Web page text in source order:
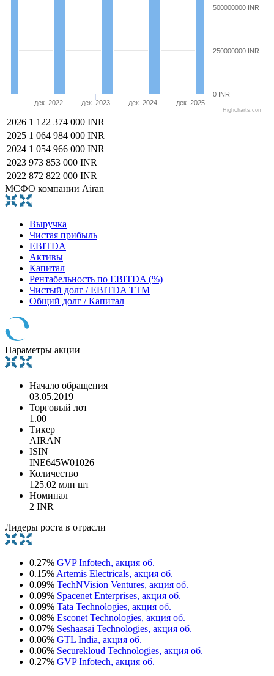
дек. 2022 дек. 2023 дек. 2024 дек. 2025
0 INR
250000000 INR
500000000 INR
Highcharts.com
2026 1 122 374 000 INR
2025 1 064 984 000 INR
2024 1 054 966 000 INR
2023 973 853 000 INR
2022 872 822 000 INR
МСФО компании Airan
Выручка
Чистая прибыль
EBITDA
Активы
Капитал
Рентабельность по EBITDA (%)
Чистый долг / EBITDA TTM
Общий долг / Капитал
Параметры акции
Начало обращения
03.05.2019
Торговый лот
1.00
Тикер
AIRAN
ISIN
INE645W01026
Количество
125.02 млн шт
Номинал
2 INR
Лидеры роста в отрасли
0.27% GVP Infotech, акция об.
0.15% Artemis Electricals, акция об.
0.09% TechNVision Ventures, акция об.
0.09% Spacenet Enterprises, акция об.
0.09% Tata Technologies, акция об.
0.08% Esconet Technologies, акция об.
0.07% Seshaasai Technologies, акция об.
0.06% GTL India, акция об.
0.06% Securekloud Technologies, акция об.
0.27% GVP Infotech, акция об.